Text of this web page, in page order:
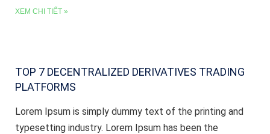
XEM CHI TIẾT »
TOP 7 DECENTRALIZED DERIVATIVES TRADING
PLATFORMS
Lorem Ipsum is simply dummy text of the printing and
typesetting industry. Lorem Ipsum has been the